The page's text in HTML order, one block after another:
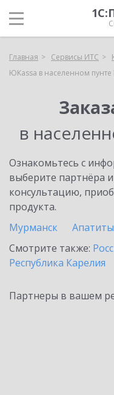
Главная Сервисы ИТС
ЮKassa в населенном пунте
в
Ознакомьтесь с
выберите партнёра
консультацию,
продукта.
Мурманск
Апатиты
Смотрите также:
Республика Карелия
Партнеры в вашем